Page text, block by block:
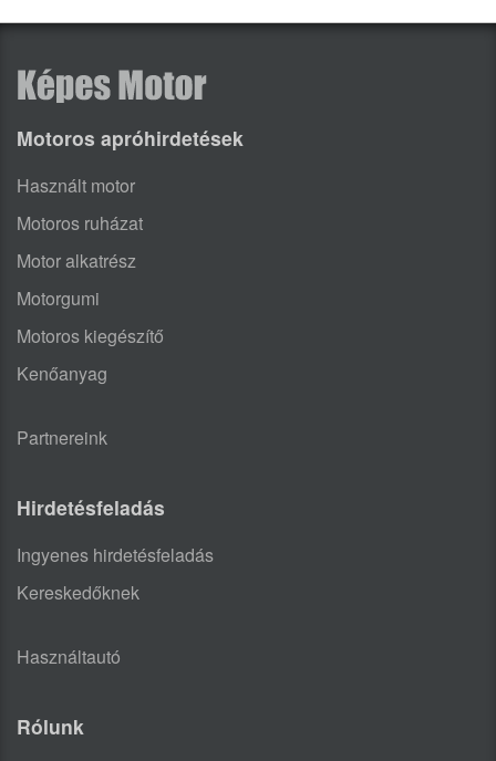
Motoros apróhirdetések
Használt motor
Motoros ruházat
Motor alkatrész
Motorgumi
Motoros kiegészítő
Kenőanyag
Partnereink
Hirdetésfeladás
Ingyenes hirdetésfeladás
Kereskedőknek
Használtautó
Rólunk